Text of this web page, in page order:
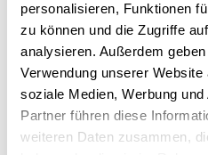
personalisieren, Funktionen
zu können und die Zugriffe
analysieren. Außerdem
Verwendung unserer
soziale Medien, Werbung
Partner führen diese
weiteren Daten zusammen,
Hybrid THC30% CBD1%
HiSociety 30/1 NLL OKDK
Bestrahlung: nicht bestrahlt
Strain: OKDK XX